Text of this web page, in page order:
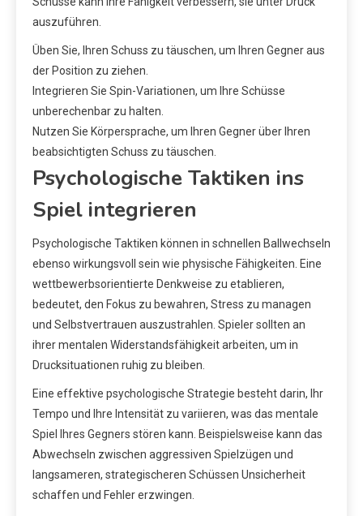
auszuführen.
Üben Sie, Ihren Schuss zu täuschen, um Ihren Gegner aus
der Position zu ziehen.
Integrieren Sie Spin-Variationen, um Ihre Schüsse
unberechenbar zu halten.
Nutzen Sie Körpersprache, um Ihren Gegner über Ihren
beabsichtigten Schuss zu täuschen.
Psychologische Taktiken ins
Spiel integrieren
Psychologische Taktiken können in schnellen Ballwechseln
ebenso wirkungsvoll sein wie physische Fähigkeiten. Eine
wettbewerbsorientierte Denkweise zu etablieren,
bedeutet, den Fokus zu bewahren, Stress zu managen
und Selbstvertrauen auszustrahlen. Spieler sollten an
ihrer mentalen Widerstandsfähigkeit arbeiten, um in
Drucksituationen ruhig zu bleiben.
Eine effektive psychologische Strategie besteht darin, Ihr
Tempo und Ihre Intensität zu variieren, was das mentale
Spiel Ihres Gegners stören kann. Beispielsweise kann das
Abwechseln zwischen aggressiven Spielzügen und
langsameren, strategischeren Schüssen Unsicherheit
schaffen und Fehler erzwingen.